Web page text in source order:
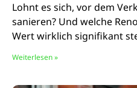
Lohnt es sich, vor dem
sanieren? Und welche
Wert wirklich signifikant
Weiterlesen »